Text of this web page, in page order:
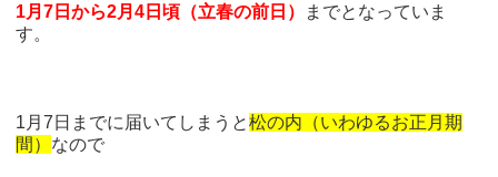
1月7日から2月4日頃（立春の前日）
までとなっていま
す。
1月7日までに届いてしまうと松の内（いわゆるお正月期
間） なので